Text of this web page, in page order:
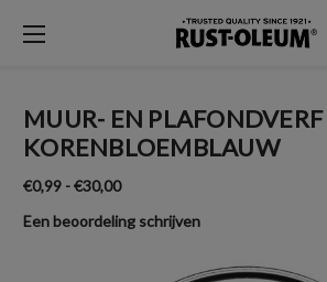
MUUR- EN
KORENBLOEMBLAUW
€0,99 - €30,00
Een beoordeling schrijven